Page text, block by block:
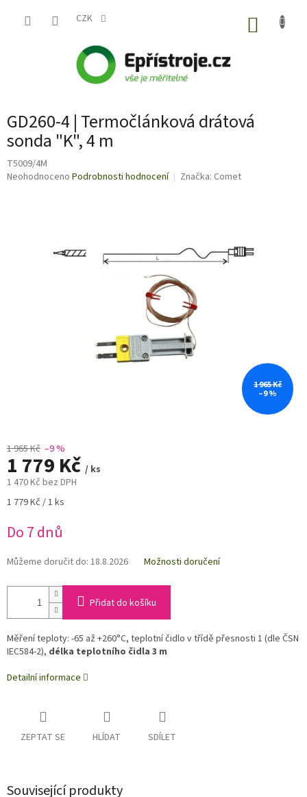
CZK
GD260-4 | Termočlánková drátová
sonda "K", 4 m
T5009/4M
Průměrné
Neohodnoceno Podrobnosti hodnocení Značka: Comet
1 965 Kč
–9 %
1 965 Kč –9 %
1 779 Kč / ks
1 470 Kč bez DPH
Měrná
1 779 Kč / 1 ks
Do 7 dnů
Můžeme doručit do: 18.8.2026 Možnosti doručení
Přidat do košíku
Měření teploty: -65 až +260°C, teplotní čidlo v třídě přesnosti 1 (dle ČSN
IEC584-2), délka teplotního čidla 3 m
Detailní informace
ZEPTAT SE HLÍDAT SDÍLET
Související produkty